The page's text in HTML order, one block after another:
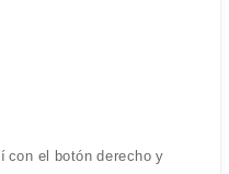
con el botón derecho y